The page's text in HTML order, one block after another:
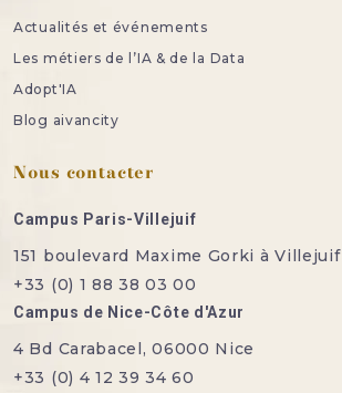
Actualités et événements
Les métiers de l’IA & de la Data
Adopt'IA
Blog aivancity
Nous contacter
Campus Paris-Villejuif
151 boulevard Maxime Gorki à Villejuif
+33 (0) 1 88 38 03 00
Campus de Nice-Côte d'Azur
4 Bd Carabacel, 06000 Nice
+33 (0) 4 12 39 34 60